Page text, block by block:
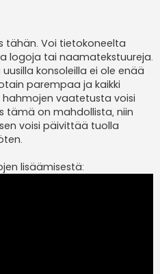
tähän. Voi tietokoneelta
logoja tai naamatekstuureja.
konsoleilla ei ole enää
parempaa ja kaikki
vaatetusta voisi
tämä on mahdollista, niin
voisi päivittää tuolla
lisäämisestä: